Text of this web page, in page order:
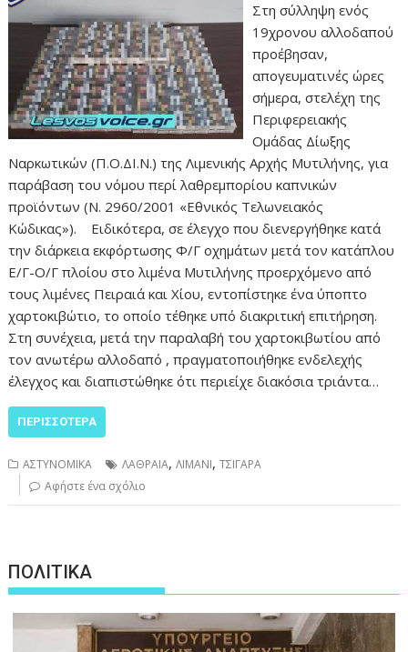
Στη σύλληψη ενός
19χρονου αλλοδαπού
προέβησαν,
απογευματινές ώρες
σήμερα, στελέχη της
Περιφερειακής
Ομάδας Δίωξης
Ναρκωτικών (Π.Ο.ΔΙ.Ν.) της Λιμενικής Αρχής Μυτιλήνης, για
παράβαση του νόμου περί λαθρεμπορίου καπνικών
προϊόντων (Ν. 2960/2001 «Εθνικός Τελωνειακός
Κώδικας»). Ειδικότερα, σε έλεγχο που διενεργήθηκε κατά
την διάρκεια εκφόρτωσης Φ/Γ οχημάτων μετά τον κατάπλου
Ε/Γ-Ο/Γ πλοίου στο λιμένα Μυτιλήνης προερχόμενο από
τους λιμένες Πειραιά και Χίου, εντοπίστηκε ένα ύποπτο
χαρτοκιβώτιο, το οποίο τέθηκε υπό διακριτική επιτήρηση.
Στη συνέχεια, μετά την παραλαβή του χαρτοκιβωτίου από
τον ανωτέρω αλλοδαπό , πραγματοποιήθηκε ενδελεχής
έλεγχος και διαπιστώθηκε ότι περιείχε διακόσια τριάντα…
ΠΕΡΙΣΣΌΤΕΡΑ
ΑΣΤΥΝΟΜΙΚΑ ΛΑΘΡΑΙΑ,ΛΙΜΑΝΙ,ΤΣΙΓΑΡΑ
Αφήστε ένα σχόλιο
ΠΟΛΙΤΙΚΑ